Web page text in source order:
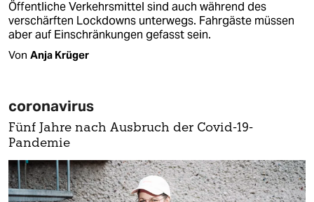
Öffentliche Verkehrsmittel sind auch während des
verschärften Lockdowns unterwegs. Fahrgäste müssen
aber auf Einschränkungen gefasst sein.
Von Anja Krüger
coronavirus
Fünf Jahre nach Ausbruch der Covid-19-
Pandemie